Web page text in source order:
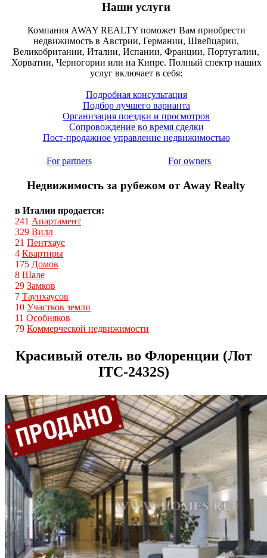
Наши услуги
Компания AWAY REALTY поможет Вам приобрести
недвижимость в Австрии, Германии, Швейцарии,
Великобритании, Италии, Испании, Франции, Португалии,
Хорватии, Черногории или на Кипре. Полный спектр наших
услуг включает в себя:
Подробная консультация
Подбор лучшего варианта
Организация поездки и просмотров
Сопровождение во время сделки
Пост-продажное управление недвижимостью
For partners For owners
Недвижимость за рубежом от Away Realty
в Италии продается:
241 Апартамент
329 Вилл
21 Пентхаус
4 Квартиры
175 Домов
8 Шале
29 Замков
7 Таунхаусов
10 Участков земли
11 Особняков
79 Коммерческой недвижимости
Красивый отель во Флоренции (Лот
ITС-2432S)